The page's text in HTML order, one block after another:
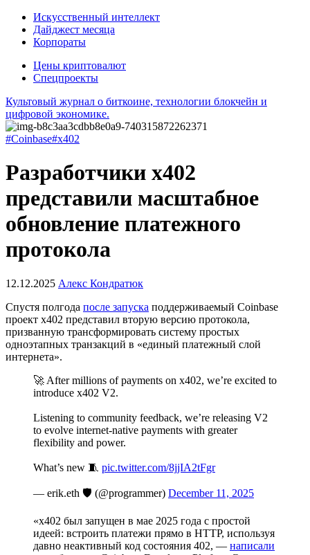
Искусственный интеллект
Дайджест месяца
Корпораты
Цены криптовалют
Спецпроекты
Культовый журнал о биткоине, технологии блокчейн и
цифровой экономике.
#Coinbase#x402
Разработчики x402
представили масштабное
обновление платежного
протокола
12.12.2025 Алекс Кондратюк
Спустя полгода после запуска поддерживаемый Coinbase
проект x402 представил вторую версию протокола,
призванную трансформировать систему простых
одноэтапных транзакций в «единый платежный слой
интернета».
🚀 After millions of payments on x402, we’re excited to
introduce x402 V2.
Listening to community feedback, we’re releasing V2
to evolve internet-native payments with greater
flexibility and power.
What’s new 🧵 pic.twitter.com/8jjIA2tFgr
— erik.eth 🛡 (@programmer) December 11, 2025
«x402 был запущен в мае 2025 года с простой
идеей: встроить платежи прямо в HTTP, используя
давно неактивный код состояния 402, — написали